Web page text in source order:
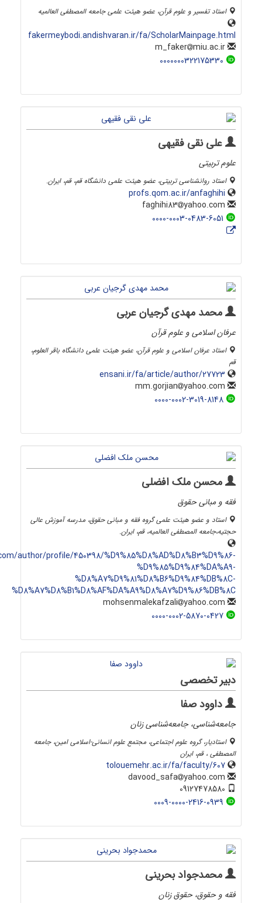
استاد تفسیر و علوم قرآن، عضو هیئت علمی جامعه المصطفی العالمیه
fakermeybodi.andishvaran.ir/fa/ScholarMainpage.html
miu.ac.ir
0000000322175330
علی نقی فقیهی
علوم تربیتی
استاد روانشناسی تربیتی، عضو هیئت علمی دانشگاه قم، قم، ایران.
profs.qom.ac.ir/anfaghihi
yahoo.com
0000-0003-0483-6051
محمد مهدی گرجیان عربی
عرفان اسلامی و علوم قرآن
استاد عرفان اسلامی و علوم قرآن، عضو هیئت علمی دانشگاه باقر العلوم،
قم
ensani.ir/fa/article/author/27723
yahoo.com
0000-0002-3019-8148
محسن ملک افضلی
فقه و مبانی حقوق
استاد و عضو هیئت علمی گروه فقه و مبانی حقوق، مدرسه آموزش عالی
حجتیه،جامعه المصطفی العالمیه، قم، ایران.
author/profile/450398/%D9%85%D8%AD%D8%B3%D9%86-
%D9%85%D9%84%DA%A9-
%D8%A7%D9%81%D8%B6%D9%84%DB%8C-
%D8%A7%D8%B1%D8%AF%DA%A9%D8%A7%D9%86%DB%8C
yahoo.com
0000-0002-5870-0427
دبیر تخصصی
داوود صفا
جامعه‌شناسی، جامعه‌شناسی زنان
استادیار، گروه علوم اجتماعی، مجتمع علوم انسانی-اسلامی امین، جامعه
المصطفی ، قم، ایران
tolouemehr.ac.ir/fa/faculty/607
yahoo.com
0009-0000-2416-0939
محمدجواد بحرینی
فقه و حقوق، حقوق زنان